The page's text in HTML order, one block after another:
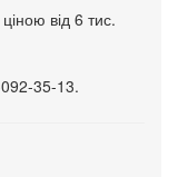
від 6 тис.
35-13.